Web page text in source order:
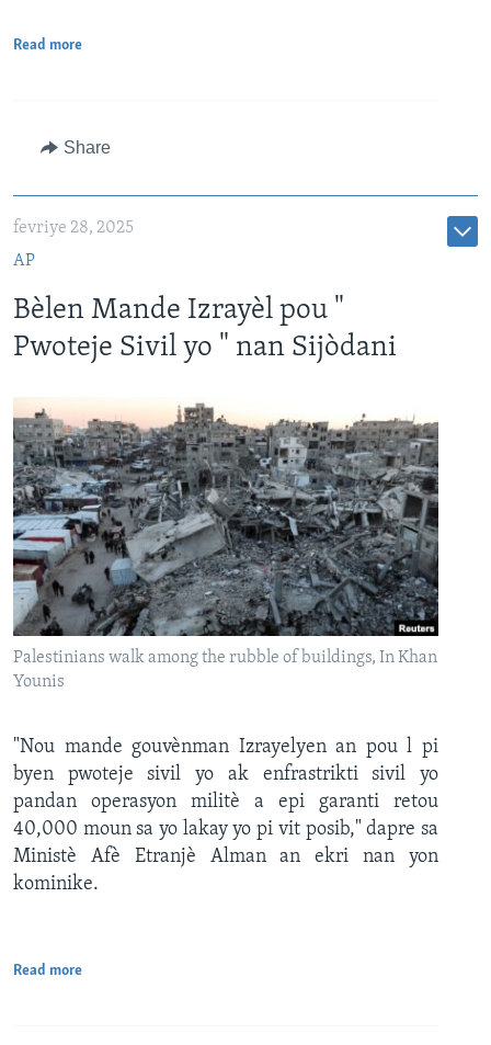
Read more
Share
fevriye 28, 2025
AP
Bèlen Mande Izrayèl pou "
Pwoteje Sivil yo " nan Sijòdani
Palestinians walk among the rubble of buildings, In Khan
Younis
"Nou mande gouvènman Izrayelyen an pou l pi
byen pwoteje sivil yo ak enfrastrikti sivil yo
pandan operasyon militè a epi garanti retou
40,000 moun sa yo lakay yo pi vit posib," dapre sa
Ministè Afè Etranjè Alman an ekri nan yon
kominike.
Read more